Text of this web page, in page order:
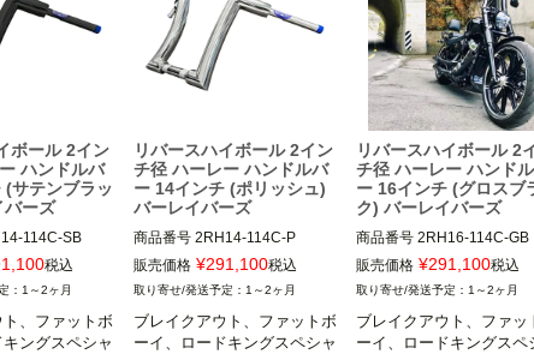
ボール 2イン
ハンドルバ
(サテンブラッ
バーズ
114C-SB
税込
1～2ヶ月
、ファットボ
ングスペシャ
リバースハイボール 2イン
チ径 ハーレー ハンドルバ
ー 14インチ (ポリッシュ)
バーレイバーズ
商品番号 2RH14-114C-P
販売価格 ¥291,100税込
1～2ヶ月
ブレイクアウト、ファットボ
ーイ、ロードキングスペシャ
リバースハイボール 2
チ径 ハーレー ハンド
ー 16インチ (グロスブ
ク) バーレイバーズ
商品番号2RH16-114C-GB
販売価格 ¥291,100税込
1～2ヶ月
ブレイクアウト、ファッ
ーイ、ロードキングスペ